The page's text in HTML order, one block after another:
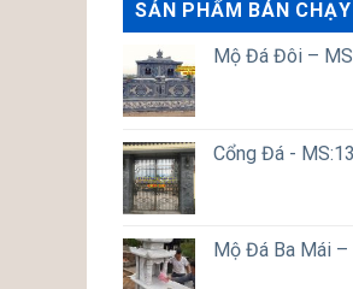
SẢN PHẨM BÁN CHẠY
Mộ Đá Đôi –
Cổng Đá - MS:13
Mộ Đá Ba Mái –